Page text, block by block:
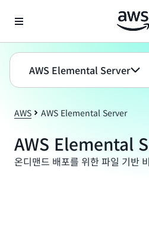
AWS Elemental Server
AWS AWS Elemental Server
AWS Elemental
온디맨드 배포를 위한 파일 기반